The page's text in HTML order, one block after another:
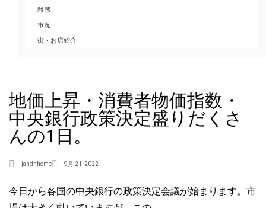
地価上昇・消費者物価指数・
中央銀行政策決定盛りだくさ
んの1日。
jandhhome 9月 21, 2022
今日から各国の中央銀行の政策決定会議が始まります。市
雑感
市況
街・お店紹介